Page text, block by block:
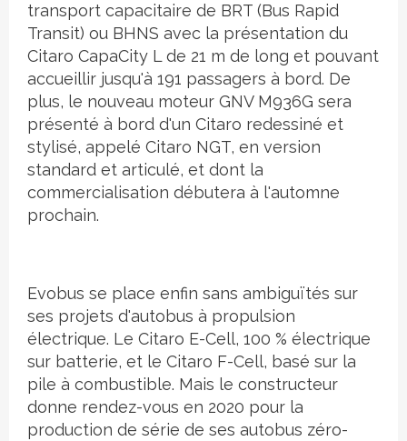
transport capacitaire de BRT (Bus Rapid
Transit) ou BHNS avec la présentation du
Citaro CapaCity L de 21 m de long et pouvant
accueillir jusqu'à 191 passagers à bord. De
plus, le nouveau moteur GNV M936G sera
présenté à bord d'un Citaro redessiné et
stylisé, appelé Citaro NGT, en version
standard et articulé, et dont la
commercialisation débutera à l'automne
prochain.
Evobus se place enfin sans ambiguïtés sur
ses projets d'autobus à propulsion
électrique. Le Citaro E-Cell, 100 % électrique
sur batterie, et le Citaro F-Cell, basé sur la
pile à combustible. Mais le constructeur
donne rendez-vous en 2020 pour la
production de série de ses autobus zéro-